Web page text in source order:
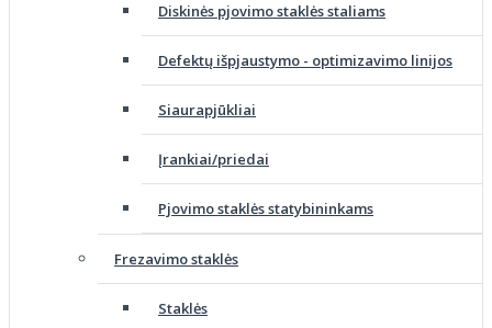
Diskinės pjovimo staklės staliams
Defektų išpjaustymo - optimizavimo linijos
Siaurapjūkliai
Įrankiai/priedai
Pjovimo staklės statybininkams
Frezavimo staklės
Staklės